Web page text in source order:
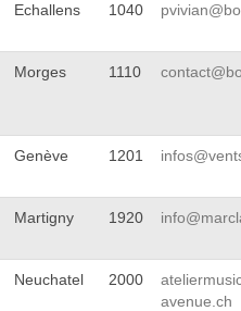
Echallens 1040
Morges 1110
Genève 1201
Martigny 1920
Neuchatel 2000
avenue.ch